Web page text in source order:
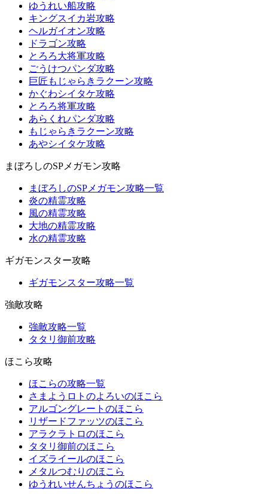
ゆうれい船攻略
キングスイカ岩攻略
ヘルガイオン攻略
ドラゴン攻略
とろろ大将軍攻略
ごうけつパンダ攻略
巨匠もじゃらきラクーン攻略
かぐわシイタケ攻略
とろろ将軍攻略
あらくれパンダ攻略
もじゃらきラクーン攻略
あやシイタケ攻略
まぼろしのSPメガモン攻略
まぼろしのSPメガモン攻略一覧
炎の精霊攻略
風の精霊攻略
大地の精霊攻略
水の精霊攻略
ギガモンスター攻略
ギガモンスター攻略一覧
強敵攻略
強敵攻略一覧
タタリ御前攻略
ほこら攻略
ほこらの攻略一覧
さまようロトのよろいのほこら
アルゴングレートのほこら
リザードファッツのほこら
アラクラトロのほこら
タタリ御前のほこら
イズライールのほこら
メタルつむりのほこら
ゆうれいせんちょうのほこら